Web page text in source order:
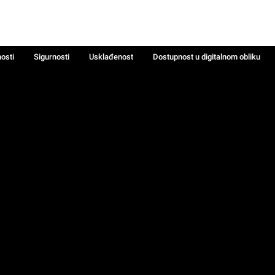
Sigurnosti Usklađenost
Dostupnost u digitalnom obliku